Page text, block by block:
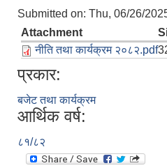
Submitted on: Thu, 06/26/
Attachment
नीति तथा कार्यक्रम २०८२.pdf
प्रकार:
बजेट तथा कार्यक्रम
आर्थिक वर्ष:
८१/८२